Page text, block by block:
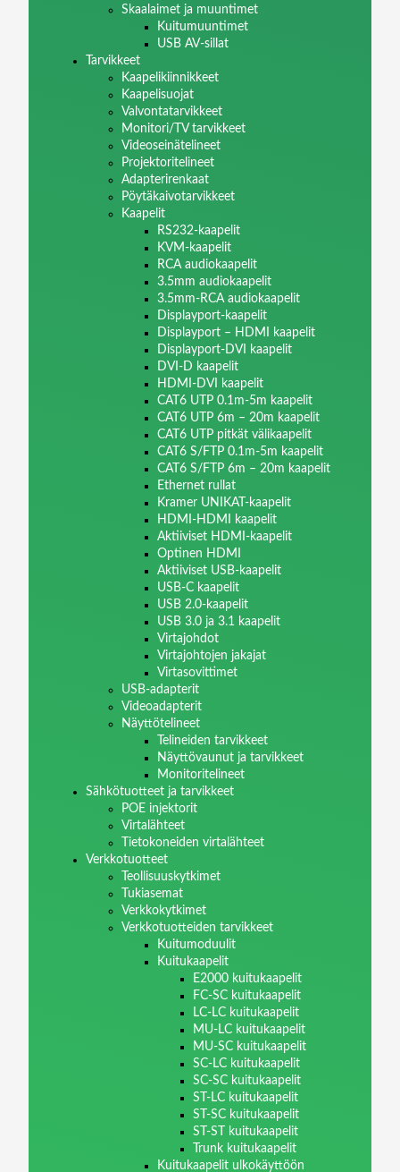
Skaalaimet ja muuntimet
Kuitumuuntimet
USB AV-sillat
Tarvikkeet
Kaapelikiinnikkeet
Kaapelisuojat
Valvontatarvikkeet
Monitori/TV tarvikkeet
Videoseinätelineet
Projektoritelineet
Adapterirenkaat
Pöytäkaivotarvikkeet
Kaapelit
RS232-kaapelit
KVM-kaapelit
RCA audiokaapelit
3.5mm audiokaapelit
3.5mm-RCA audiokaapelit
Displayport-kaapelit
Displayport – HDMI kaapelit
Displayport-DVI kaapelit
DVI-D kaapelit
HDMI-DVI kaapelit
CAT6 UTP 0.1m-5m kaapelit
CAT6 UTP 6m – 20m kaapelit
CAT6 UTP pitkät välikaapelit
CAT6 S/FTP 0.1m-5m kaapelit
CAT6 S/FTP 6m – 20m kaapelit
Ethernet rullat
Kramer UNIKAT-kaapelit
HDMI-HDMI kaapelit
Aktiiviset HDMI-kaapelit
Optinen HDMI
Aktiiviset USB-kaapelit
USB-C kaapelit
USB 2.0-kaapelit
USB 3.0 ja 3.1 kaapelit
Virtajohdot
Virtajohtojen jakajat
Virtasovittimet
USB-adapterit
Videoadapterit
Näyttötelineet
Telineiden tarvikkeet
Näyttövaunut ja tarvikkeet
Monitoritelineet
Sähkötuotteet ja tarvikkeet
POE injektorit
Virtalähteet
Tietokoneiden virtalähteet
Verkkotuotteet
Teollisuuskytkimet
Tukiasemat
Verkkokytkimet
Verkkotuotteiden tarvikkeet
Kuitumoduulit
Kuitukaapelit
E2000 kuitukaapelit
FC-SC kuitukaapelit
LC-LC kuitukaapelit
MU-LC kuitukaapelit
MU-SC kuitukaapelit
SC-LC kuitukaapelit
SC-SC kuitukaapelit
ST-LC kuitukaapelit
ST-SC kuitukaapelit
ST-ST kuitukaapelit
Trunk kuitukaapelit
Kuitukaapelit ulkokäyttöön